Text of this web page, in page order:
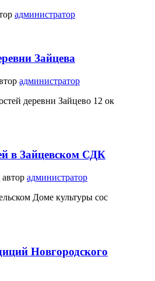
администратор
Зайцева
администратор
деревни Зайцево 12 ок
в Зайцевском СДК
автор администратор
Доме культуры сос
Новгородского